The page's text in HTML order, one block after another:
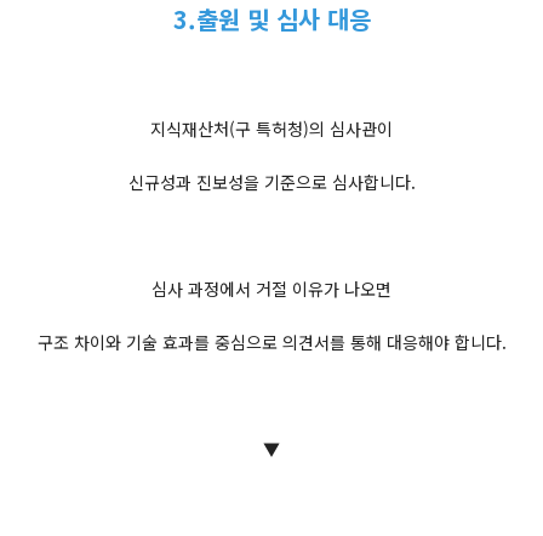
3.출원 및 심사 대응
지식재산처(구 특허청)의 심사관이
신규성과 진보성을 기준으로 심사합니다.
심사 과정에서 거절 이유가 나오면
구조 차이와 기술 효과를 중심으로 의견서를 통해 대응해야 합니다.
▼